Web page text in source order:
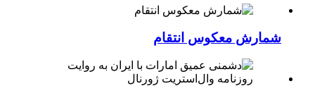
شمارش معکوس انتقام